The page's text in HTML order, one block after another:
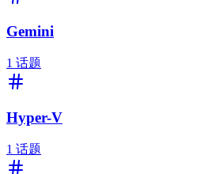
Gemini
1 话题
Hyper-V
1 话题